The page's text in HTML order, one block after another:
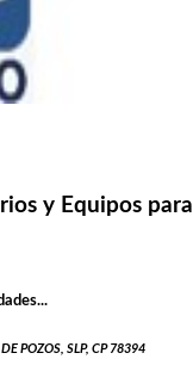
y Equipos para
POZOS, SLP, CP 78394